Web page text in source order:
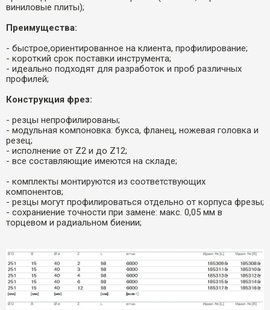
виниловые плиты);
Преимущества:
- быстрое,ориентированное на клиента, профилирование;
- короткий срок поставки инструмента;
- идеально подходят для разработок и проб различных
профилей;
Конструкция фрез:
- резцы непрофилированы;
- модульная компоновка: букса, фланец, ножевая головка и
резец;
- исполнение от Z2 и до Z12;
- все составляющие имеются на складе;
- комплекты монтируются из соответствующих
компонентов;
- резцы могут профилироваться отдельно от корпуса фрезы;
- сохраниение точности при замене: макс. 0,05 мм в
торцевом и радиальном биении;